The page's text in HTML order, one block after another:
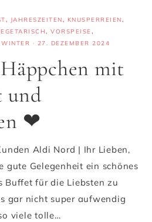
, JAHRESZEITEN, KNUSPERREIEN,
, VORSPEISE,
WINTER · 27. DEZEMBER 2024
mit
und
❤
Aldi Nord | Ihr Lieben,
gute Gelegenheit ein schönes
Buffet für die Liebsten zu
gar nicht super aufwendig
viele tolle…